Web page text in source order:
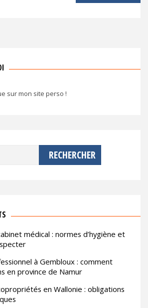
sur mon site perso !
médical : normes d’hygiène et
à Gembloux : comment
en province de Namur
en Wallonie : obligations